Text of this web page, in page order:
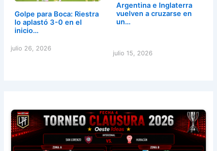
Golpe para Boca: Riestra
lo aplastó 3-0 en el
inicio…
julio 26, 2026
Argentina e Inglaterra
vuelven a cruzarse en
un…
julio 15, 2026